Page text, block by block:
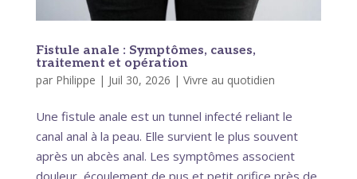
Fistule anale : Symptômes, causes,
traitement et opération
par Philippe | Juil 30, 2026 | Vivre au quotidien
Une fistule anale est un tunnel infecté reliant le
canal anal à la peau. Elle survient le plus souvent
après un abcès anal. Les symptômes associent
douleur, écoulement de pus et petit orifice près de